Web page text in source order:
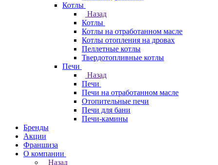
Котлы
Назад
Котлы
Котлы на отработанном масле
Котлы отопления на дровах
Пеллетные котлы
Твердотопливные котлы
Печи
Назад
Печи
Печи на отработанном масле
Отопительные печи
Печи для бани
Печи-камины
Бренды
Акции
Франшиза
О компании
Назад